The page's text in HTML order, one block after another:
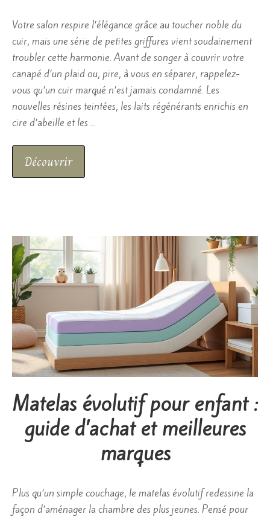
Votre salon respire l’élégance grâce au toucher noble du
cuir, mais une série de petites griffures vient soudainement
troubler cette harmonie. Avant de songer à couvrir votre
canapé d’un plaid ou, pire, à vous en séparer, rappelez-
vous qu’un cuir marqué n’est jamais condamné. Les
nouvelles résines teintées, les laits régénérants enrichis en
cire d’abeille et les …
Découvrir
Matelas évolutif pour enfant :
guide d’achat et meilleures
marques
Plus qu’un simple couchage, le matelas évolutif redessine la
façon d’aménager la chambre des plus jeunes. Pensé pour